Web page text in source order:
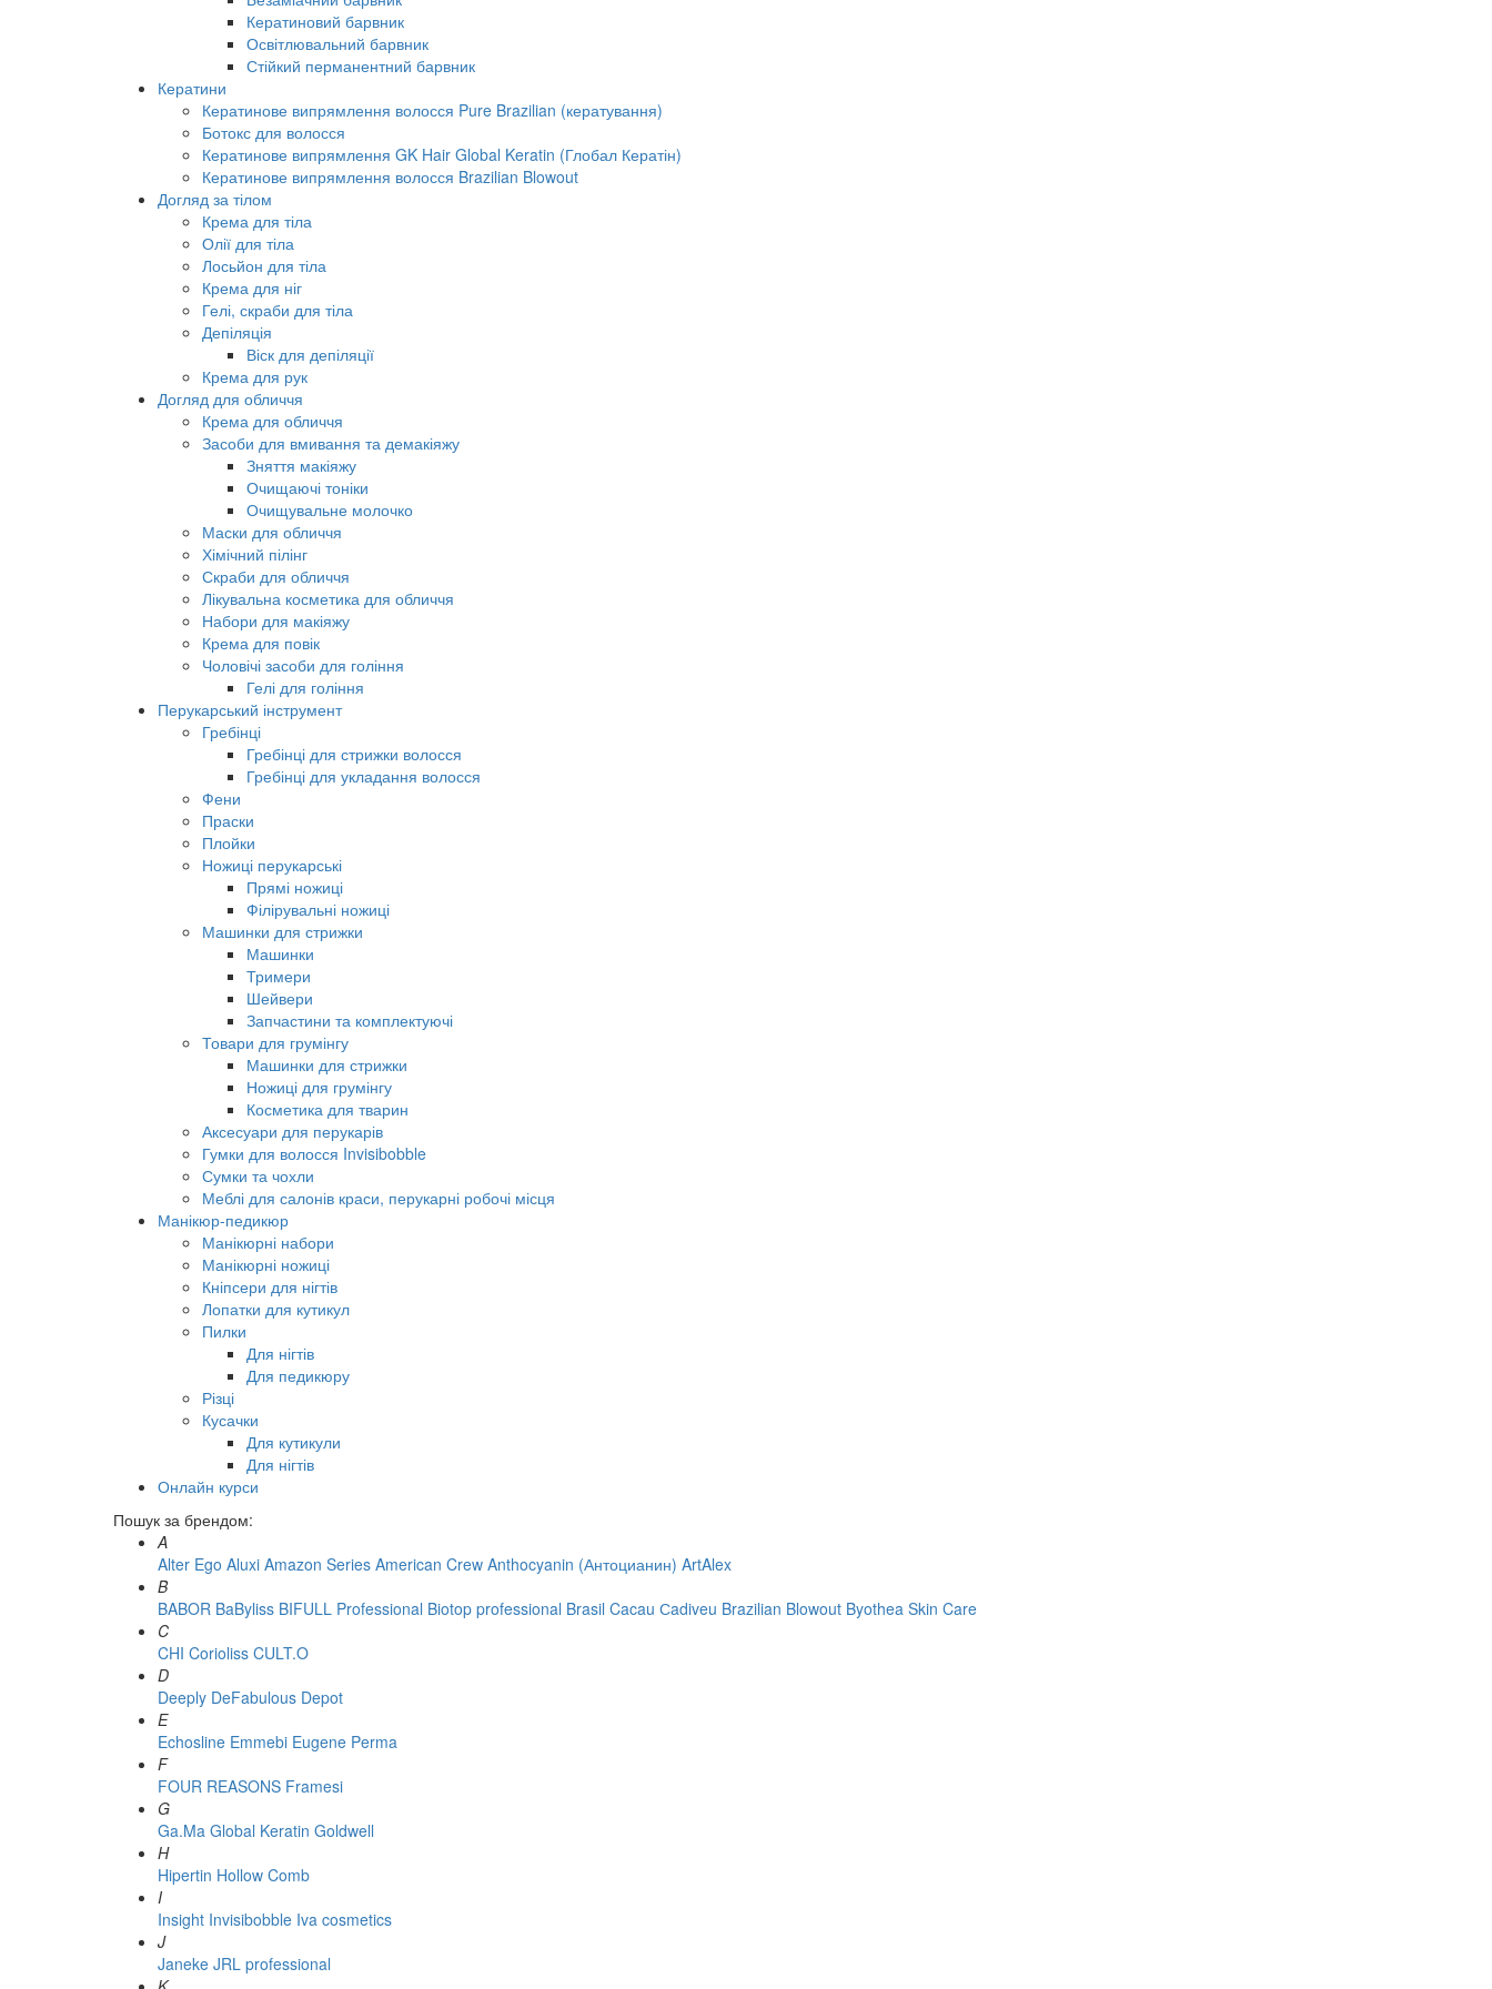
Кератиновий барвник
Освітлювальний барвник
Стійкий перманентний барвник
Кератини
Кератинове випрямлення волосся Pure Brazilian (кератування)
Ботокс для волосся
Кератинове випрямлення GK Hair Global Keratin (Глобал Кератін)
Кератинове випрямлення волосся Brazilian Blowout
Догляд за тілом
Крема для тіла
Олії для тіла
Лосьйон для тіла
Крема для ніг
Гелі, скраби для тіла
Депіляція
Віск для депіляції
Крема для рук
Догляд для обличчя
Крема для обличчя
Засоби для вмивання та демакіяжу
Зняття макіяжу
Очищаючі тоніки
Очищувальне молочко
Маски для обличчя
Хімічний пілінг
Скраби для обличчя
Лікувальна косметика для обличчя
Набори для макіяжу
Крема для повік
Чоловічі засоби для гоління
Гелі для гоління
Перукарський інструмент
Гребінці
Гребінці для стрижки волосся
Гребінці для укладання волосся
Фени
Праски
Плойки
Ножиці перукарські
Прямі ножиці
Філірувальні ножиці
Машинки для стрижки
Машинки
Тримери
Шейвери
Запчастини та комплектуючі
Товари для грумінгу
Машинки для стрижки
Ножиці для грумінгу
Косметика для тварин
Аксесуари для перукарів
Гумки для волосся Invisibobble
Сумки та чохли
Меблі для салонів краси, перукарні робочі місця
Манікюр-педикюр
Манікюрні набори
Манікюрні ножиці
Кніпсери для нігтів
Лопатки для кутикул
Пилки
Для нігтів
Для педикюру
Різці
Кусачки
Для кутикули
Для нігтів
Онлайн курси
Пошук за брендом:
A
Alter Ego Aluxi Amazon Series American Crew Anthocyanin (Антоцианин) ArtAlex
B
BABOR BaByliss BIFULL Professional Biotop professional Brasil Cacau Сadiveu Brazilian Blowout Byothea Skin Care
C
CHI Corioliss CULT.O
D
Deeply DeFabulous Depot
E
Echosline Emmebi Eugene Perma
F
FOUR REASONS Framesi
G
Ga.Ma Global Keratin Goldwell
H
Hipertin Hollow Comb
I
Insight Invisibobble Iva cosmetics
J
Janeke JRL professional